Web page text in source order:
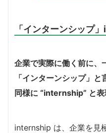
「インターンシップ
企業で実際に働く前に、
「インターンシップ」
同様に “internship” と表
internship は、企業を見